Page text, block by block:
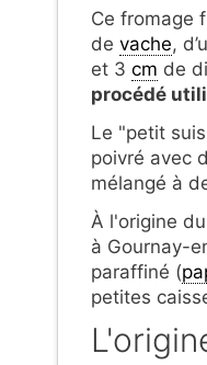
Ce fromage
de vache,
et 3 cm de
procédé
Le "petit
poivré avec
mélangé à
À l'origine
à Gournay-
paraffiné (
petites